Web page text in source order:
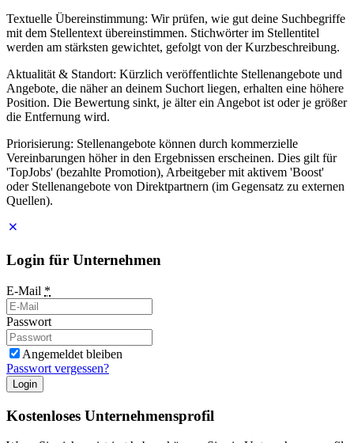
Textuelle Übereinstimmung: Wir prüfen, wie gut deine Suchbegriffe
mit dem Stellentext übereinstimmen. Stichwörter im Stellentitel
werden am stärksten gewichtet, gefolgt von der Kurzbeschreibung.
Aktualität & Standort: Kürzlich veröffentlichte Stellenangebote und
Angebote, die näher an deinem Suchort liegen, erhalten eine höhere
Position. Die Bewertung sinkt, je älter ein Angebot ist oder je größer
die Entfernung wird.
Priorisierung: Stellenangebote können durch kommerzielle
Vereinbarungen höher in den Ergebnissen erscheinen. Dies gilt für
'TopJobs' (bezahlte Promotion), Arbeitgeber mit aktivem 'Boost'
oder Stellenangebote von Direktpartnern (im Gegensatz zu externen
Quellen).
Login für Unternehmen
E-Mail *
Passwort
Angemeldet bleiben
Passwort vergessen?
Login
Kostenloses Unternehmensprofil